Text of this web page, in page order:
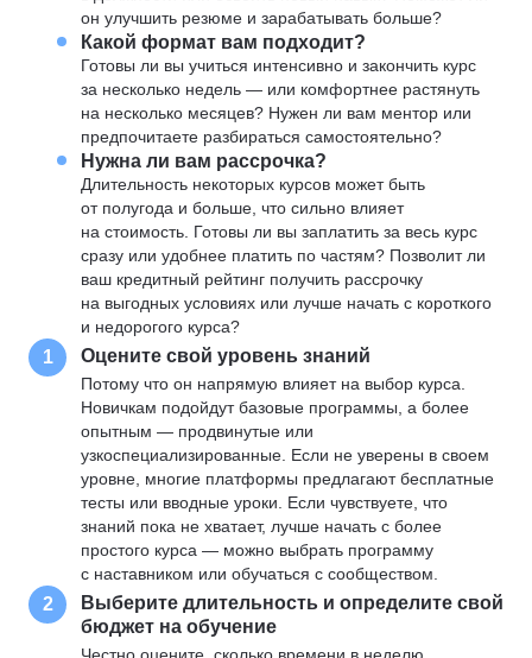
он улучшить резюме и зарабатывать больше?
Какой формат вам подходит?
Готовы ли вы учиться интенсивно и закончить курс
за несколько недель — или комфортнее растянуть
на несколько месяцев? Нужен ли вам ментор или
предпочитаете разбираться самостоятельно?
Нужна ли вам рассрочка?
Длительность некоторых курсов может быть
от полугода и больше, что сильно влияет
на стоимость. Готовы ли вы заплатить за весь курс
сразу или удобнее платить по частям? Позволит ли
ваш кредитный рейтинг получить рассрочку
на выгодных условиях или лучше начать с короткого
и недорогого курса?
1 Оцените свой уровень знаний
Потому что он напрямую влияет на выбор курса.
Новичкам подойдут базовые программы, а более
опытным — продвинутые или
узкоспециализированные. Если не уверены в своем
уровне, многие платформы предлагают бесплатные
тесты или вводные уроки. Если чувствуете, что
знаний пока не хватает, лучше начать с более
простого курса — можно выбрать программу
с наставником или обучаться с сообществом.
2
Выберите длительность и определите свой
бюджет на обучение